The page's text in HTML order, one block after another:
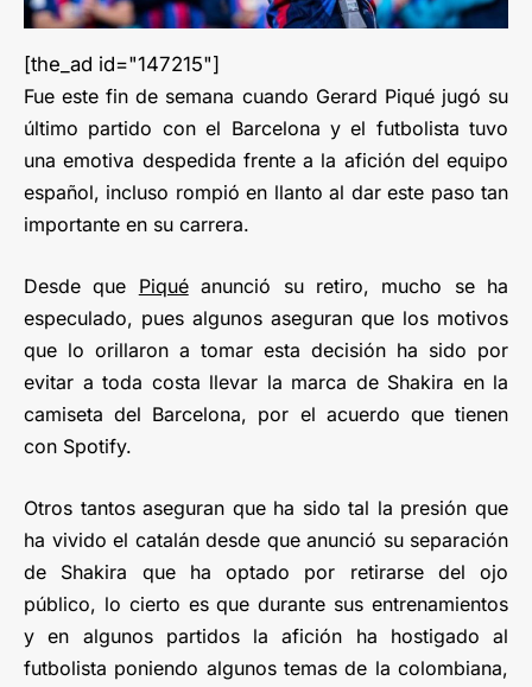
[the_ad id="147215"]
Fue este fin de semana cuando Gerard Piqué jugó su
último partido con el Barcelona y el futbolista tuvo
una emotiva despedida frente a la afición del equipo
español, incluso rompió en llanto al dar este paso tan
importante en su carrera.
Desde que Piquéanunció su retiro, mucho se ha
especulado, pues algunos aseguran que los motivos
que lo orillaron a tomar esta decisión ha sido por
evitar a toda costa llevar la marca de Shakira en la
camiseta del Barcelona, por el acuerdo que tienen
con Spotify.
Otros tantos aseguran que ha sido tal la presión que
ha vivido el catalán desde que anunció su separación
de Shakira que ha optado por retirarse del ojo
público, lo cierto es que durante sus entrenamientos
y en algunos partidos la afición ha hostigado al
futbolista poniendo algunos temas de la colombiana,